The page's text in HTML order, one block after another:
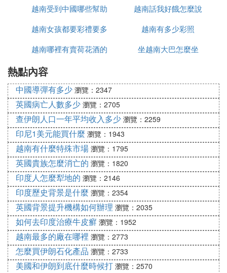
有哪些
越南受到中國哪些幫助
越南話我好餓怎麼說
越南女孩都要彩禮要多
少錢
越南有多少彩照
越南哪裡有賣荷花酒的
坐越南大巴怎麼坐
熱點內容
中國導彈有多少 瀏覽：2347
英國病亡人數多少 瀏覽：2705
查伊朗人口一年平均收入多少 瀏覽：2259
印尼1美元能買什麼 瀏覽：1943
越南有什麼特殊市場 瀏覽：1795
英國貴族怎麼消亡的 瀏覽：1820
印度人怎麼犁地的 瀏覽：2146
印度歷史背景是什麼 瀏覽：2354
英國背景提升機構如何辦理 瀏覽：2035
如何去印度治療牛皮癬 瀏覽：1952
越南最多的廠在哪裡 瀏覽：2773
怎麼買伊朗石化產品 瀏覽：2733
美國和伊朗到底什麼時候打 瀏覽：2570